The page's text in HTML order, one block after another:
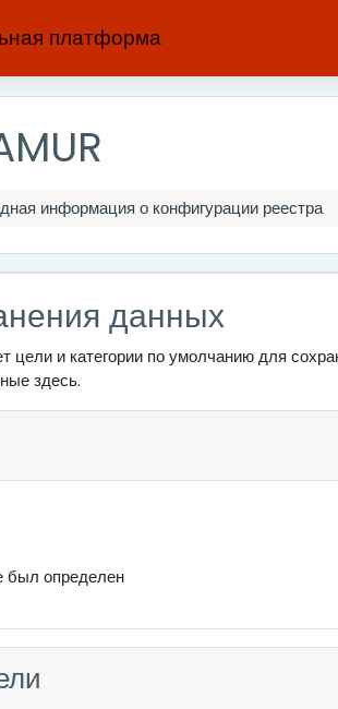
платформа
информация о конфигурации реестра
данных
цели и категории по умолчанию для
здесь.
был определен